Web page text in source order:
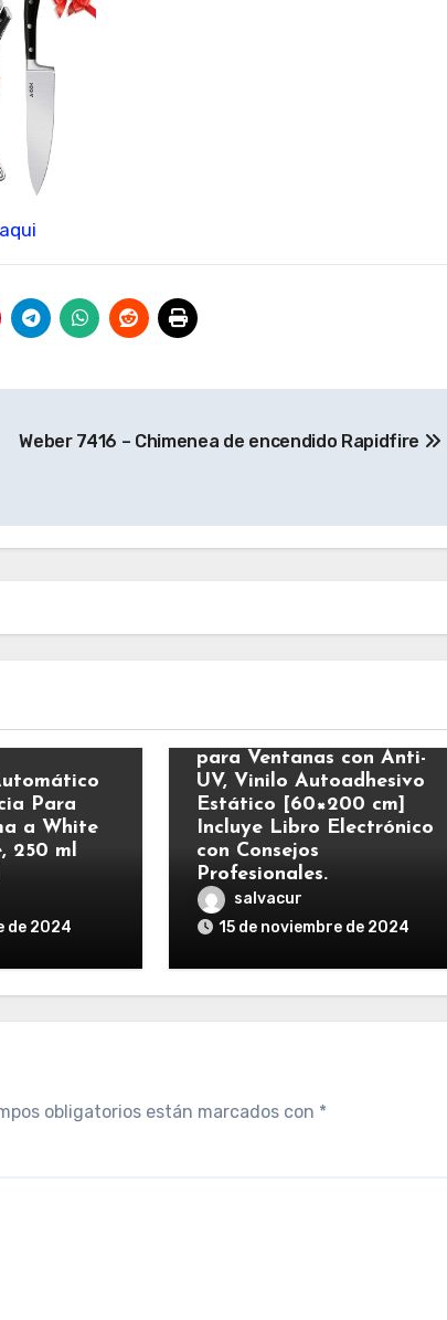
Weber 7416 – Chimenea de encendido Rapidfire
–
Para
a White
250 ml
de 2024
MARAPON® Vinilo Opaco
para Ventanas con Anti-
UV, Vinilo Autoadhesivo
Estático [60×200 cm]
Incluye Libro Electrónico
con Consejos
Profesionales.
salvacur
15 de noviembre de 2024
obligatorios están marcados con *